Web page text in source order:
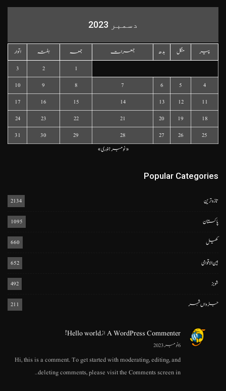
دسمبر 2023
پیر منگل بدھ جمعرات جمعہ ہفتہ
اتوار
1
2
3
4
5
6
7
8
9
10
11
12
13
14
15
16
17
18
19
20
21
22
23
24
25
26
27
28
29
30
31
« نومبرجنوری »
Popular Categories
تازہ ترین 2134
پاکستان 1095
کھیل 660
بین الاقوامی 652
شوبز 492
جڑواں شہر 211
A WordPress CommenterازHello world!
6 نومبر 2023
Hi, this is a comment. To get started with moderating, editing, and
deleting comments, please visit the Comments screen in…